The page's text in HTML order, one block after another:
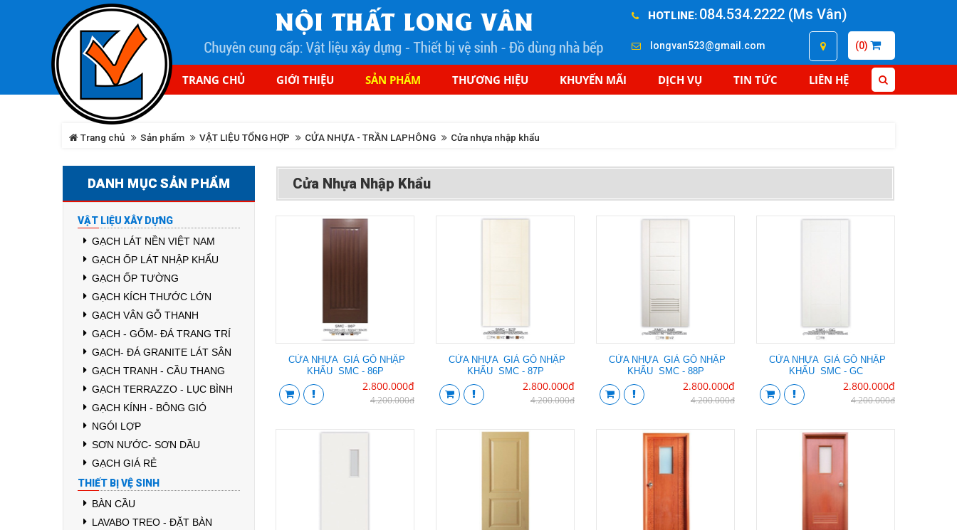
HOTLINE: 084.534.2222 (Ms Vân)
longvan523@gmail.com (0)
TRANG CHỦ GIỚI THIỆU SẢN PHẨM THƯƠNG HIỆU KHUYẾN MÃI DỊCH VỤ TIN TỨC LIÊN HỆ
Trang chủ Sản phẩm VẬT LIỆU TỔNG HỢP CỬA NHỰA - TRẦN LAPHÔNG Cửa nhựa nhập khẩu
DANH MỤC SẢN PHẨM
VẬT LIỆU XÂY DỰNG
GẠCH LÁT NỀN VIỆT NAM
GẠCH ỐP LÁT NHẬP KHẨU
GẠCH ỐP TƯỜNG
GẠCH KÍCH THƯỚC LỚN
GẠCH VÂN GỖ THANH
GẠCH - GỐM- ĐÁ TRANG TRÍ
GẠCH- ĐÁ GRANITE LÁT SÂN
GẠCH TRANH - CẦU THANG
GẠCH TERRAZZO - LỤC BÌNH
GẠCH KÍNH - BÔNG GIÓ
NGÓI LỢP
SƠN NƯỚC- SƠN DẦU
GẠCH GIÁ RẺ
THIẾT BỊ VỆ SINH
BÀN CẦU
LAVABO TREO - ĐẶT BÀN
Cửa Nhựa Nhập Khẩu
CỬA NHỰA GIẢ GỖ NHẬP
KHẨU SMC - 86P
2.800.000đ
4.200.000đ
CỬA NHỰA GIẢ GỖ NHẬP
KHẨU SMC - 87P
2.800.000đ
4.200.000đ
CỬA NHỰA GIẢ GỖ NHẬP
KHẨU SMC - 88P
2.800.000đ
4.200.000đ
CỬA NHỰA GIẢ GỖ NHẬP
KHẨU SMC - GC
2.800.000đ
4.200.000đ